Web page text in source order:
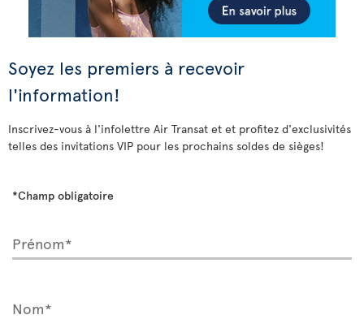
Soyez les premiers à recevoir
l'information!
Inscrivez-vous à l'infolettre Air Transat et et profitez d'exclusivités
telles des invitations VIP pour les prochains soldes de sièges!
*Champ obligatoire
Prénom*
Nom*